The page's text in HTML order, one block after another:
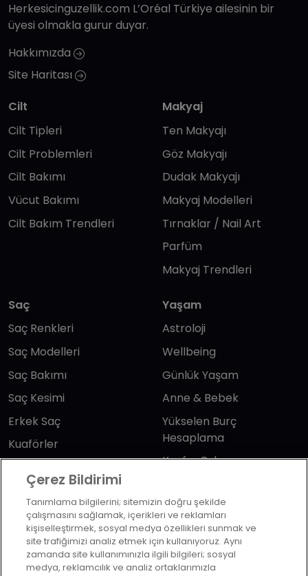
Herkesicinguzellik.com L’Oréal Türkiye ailesinin bir
üyesi olmakla gurur duyar.
Hakkımızda
Site Haritası
Cilt
Cilt Tipleri
Cilt Problemleri
Cilt Bakımı
Vücut Bakımı
Cilt Bakım Trendleri
Makyaj
Ten Makyajı
Göz Makyajı
Dudak Makyajı
Makyaj Modelleri
Tırnaklar / Nail Art
Parfüm
Makyaj Trendleri
Saç
Saç Renkleri
Saç Modelleri
Saç Bakımı
Saç Kesimi
Erkek Saç
Kuaförler
Yaşam
Astroloji
Wellbeing
Günlük Yaşam
Anne & Bebek
Yükselen Burç
Hesaplama
Kuafor Bulma
Bizi takip edin
Çerez Bildirimi
Tanımlama bilgilerini; sitemizin doğru şekilde
çalışmasını sağlamak, içerikleri ve reklamları
kişiselleştirmek, sosyal medya özellikleri sunmak ve
site trafiğimizi analiz etmek için kullanıyoruz. Aynı
zamanda site kullanımınızla ilgili bilgileri; sosyal
medya, reklamcılık ve analiz ortaklarımızla